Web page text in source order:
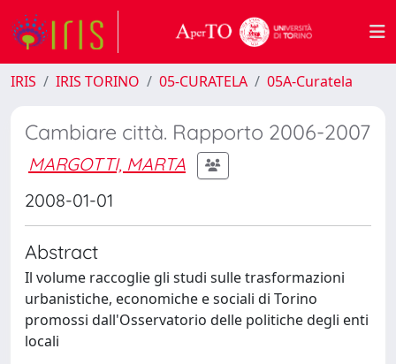
IRIS IRIS TORINO 05-CURATELA 05A-Curatela
Cambiare città. Rapporto 2006-2007
MARGOTTI, MARTA
2008-01-01
Abstract
Il volume raccoglie gli studi sulle trasformazioni
urbanistiche, economiche e sociali di Torino
promossi dall'Osservatorio delle politiche degli enti
locali